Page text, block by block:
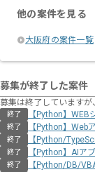
他の案件を見る
大阪府の案件一覧
募集が終了した案件
募集は終了しています
終了 【Python】WEB
終了 【Python】Web
終了 【Python/
終了 【Python】AIア
終了 【Python/DB/